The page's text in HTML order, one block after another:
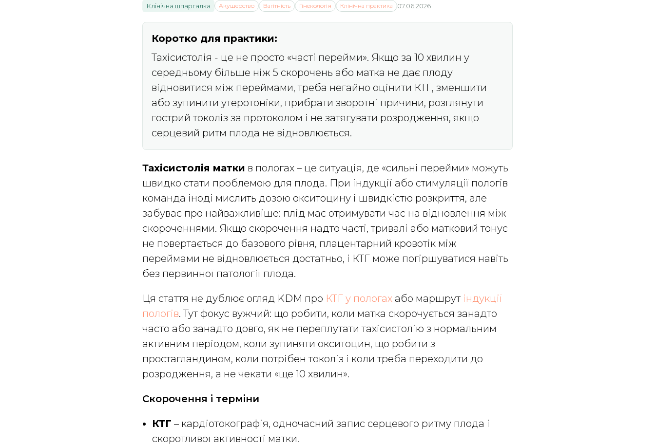
Клінічна шпаргалка Акушерство Вагітність Гінекологія Клінічна практика 07.06.2026
Коротко для практики:
Тахісистолія - це не просто «часті перейми». Якщо за 10 хвилин у
середньому більше ніж 5 скорочень або матка не дає плоду
відновитися між переймами, треба негайно оцінити КТГ, зменшити
або зупинити утеротоніки, прибрати зворотні причини, розглянути
гострий токоліз за протоколом і не затягувати розродження, якщо
серцевий ритм плода не відновлюється.
Тахісистолія матки в пологах – це ситуація, де «сильні перейми» можуть
швидко стати проблемою для плода. При індукції або стимуляції пологів
команда іноді мислить дозою окситоцину і швидкістю розкриття, але
забуває про найважливіше: плід має отримувати час на відновлення між
скороченнями. Якщо скорочення надто часті, тривалі або матковий тонус
не повертається до базового рівня, плацентарний кровотік між
переймами не відновлюється достатньо, і КТГ може погіршуватися навіть
без первинної патології плода.
Ця стаття не дублює огляд KDM про КТГ у пологах або маршрут індукції
пологів. Тут фокус вужчий: що робити, коли матка скорочується занадто
часто або занадто довго, як не переплутати тахісистолію з нормальним
активним періодом, коли зупиняти окситоцин, що робити з
простагландином, коли потрібен токоліз і коли треба переходити до
розродження, а не чекати «ще 10 хвилин».
Скорочення і терміни
КТГ – кардіотокографія, одночасний запис серцевого ритму плода і
скоротливої активності матки.